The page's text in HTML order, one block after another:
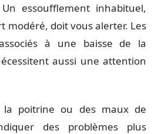
essoufflement inhabituel,
modéré, doit vous alerter. Les
à une baisse de la
aussi une attention
la poitrine ou des maux de
des problèmes plus